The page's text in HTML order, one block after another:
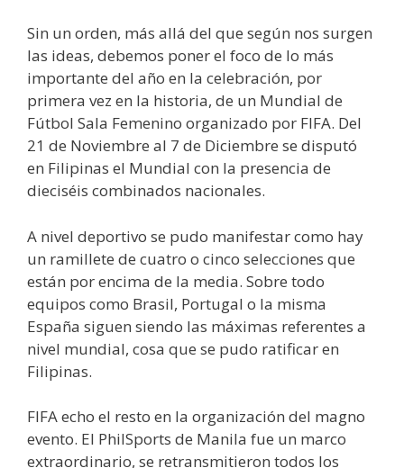
Sin un orden, más allá del que según nos surgen
las ideas, debemos poner el foco de lo más
importante del año en la celebración, por
primera vez en la historia, de un Mundial de
Fútbol Sala Femenino organizado por FIFA. Del
21 de Noviembre al 7 de Diciembre se disputó
en Filipinas el Mundial con la presencia de
dieciséis combinados nacionales.
A nivel deportivo se pudo manifestar como hay
un ramillete de cuatro o cinco selecciones que
están por encima de la media. Sobre todo
equipos como Brasil, Portugal o la misma
España siguen siendo las máximas referentes a
nivel mundial, cosa que se pudo ratificar en
Filipinas.
FIFA echo el resto en la organización del magno
evento. El PhilSports de Manila fue un marco
extraordinario, se retransmitieron todos los